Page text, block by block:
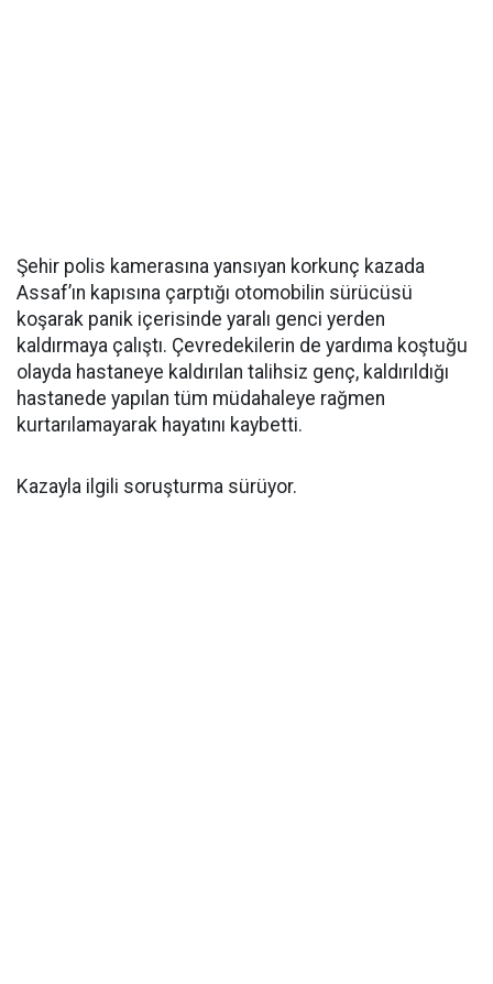
Şehir polis kamerasına yansıyan korkunç kazada
Assaf’ın kapısına çarptığı otomobilin sürücüsü
koşarak panik içerisinde yaralı genci yerden
kaldırmaya çalıştı. Çevredekilerin de yardıma koştuğu
olayda hastaneye kaldırılan talihsiz genç, kaldırıldığı
hastanede yapılan tüm müdahaleye rağmen
kurtarılamayarak hayatını kaybetti.
Kazayla ilgili soruşturma sürüyor.